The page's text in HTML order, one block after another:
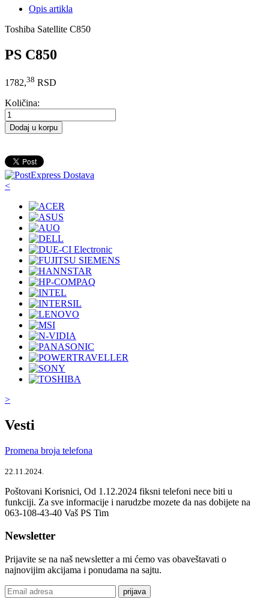
Opis artikla
Toshiba Satellite C850
PS C850
1782,38 RSD
Količina:
Dodaj u korpu
<
>
Vesti
Promena broja telefona
22.11.2024.
Poštovani Korisnici, Od 1.12.2024 fiksni telefoni nece biti u
funkciji. Za sve informacije i narudzbe mozete da nas dobijete na
063-108-43-40 Vaš PS Tim
Newsletter
Prijavite se na naš newsletter a mi ćemo vas obaveštavati o
najnovijim akcijama i ponudama na sajtu.
prijava